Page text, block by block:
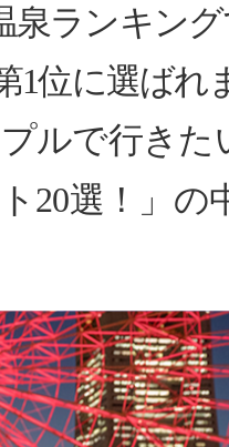
泉ランキン
位に選ばれ
ルで行きた
20選！」の